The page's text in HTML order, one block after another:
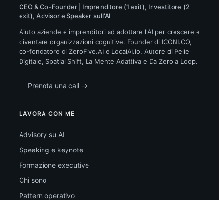
CEO & Co-Founder | Imprenditore (1 exit), Investitore (2
exit), Advisor e Speaker sull'AI
Aiuto aziende e imprenditori ad adottare l'AI per crescere e
diventare organizzazioni cognitive. Founder di ICONI.CO,
co-fondatore di ZeroFive.AI e LocalAI.io. Autore di Pelle
Digitale, Spatial Shift, La Mente Adattiva e Da Zero a Loop.
Prenota una call →
LAVORA CON ME
Advisory su AI
Speaking e keynote
Formazione executive
Chi sono
Pattern operativo